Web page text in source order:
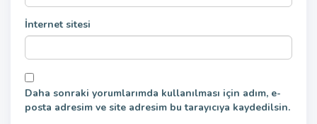
İnternet sitesi
Daha sonraki yorumlarımda kullanılması için adım, e-
posta adresim ve site adresim bu tarayıcıya kaydedilsin.